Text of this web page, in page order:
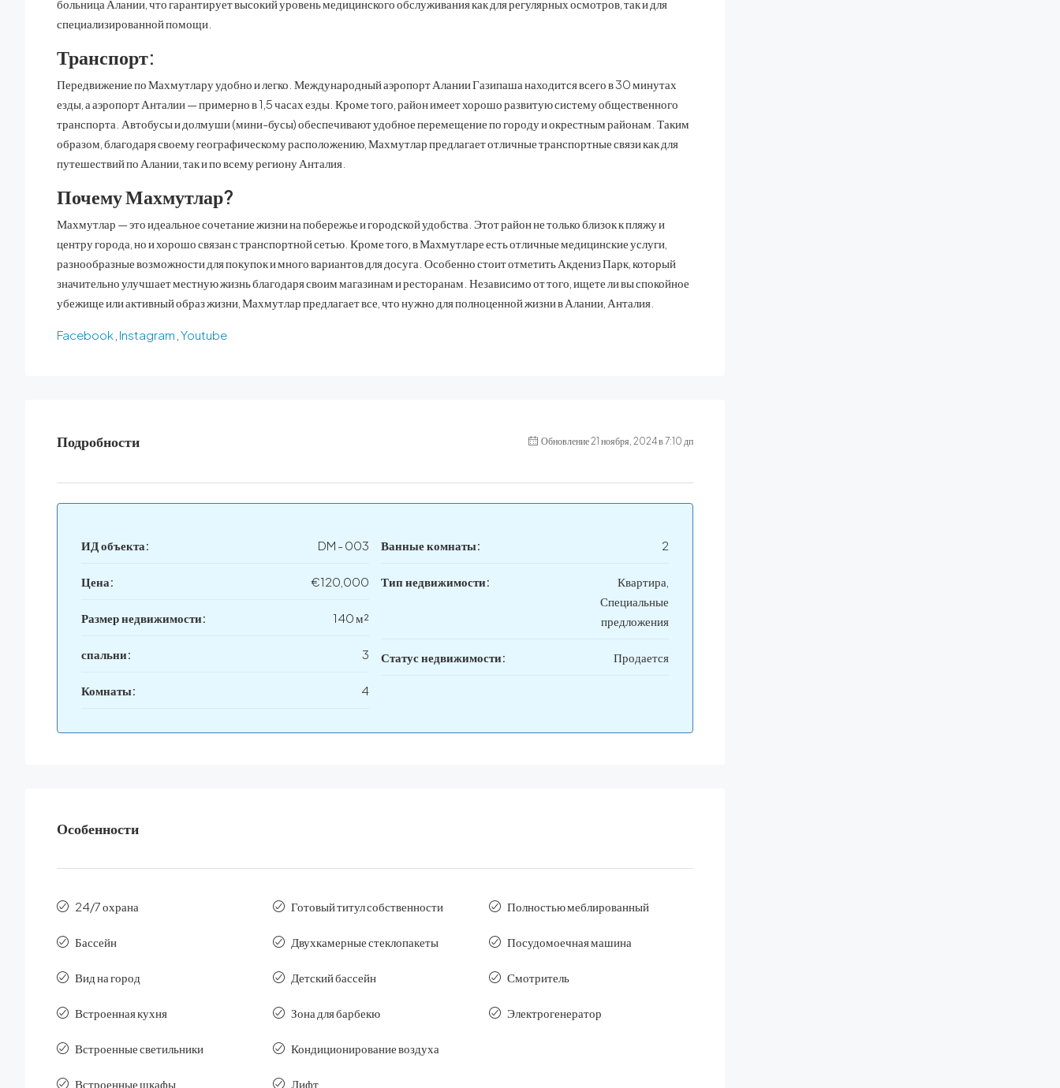
больница Алании, что гарантирует высокий уровень медицинского обслуживания как для регулярных осмотров, так и для
специализированной помощи.
Транспорт:
Передвижение по Махмутлару удобно и легко. Международный аэропорт Алании Газипаша находится всего в 30 минутах
езды, а аэропорт Анталии — примерно в 1,5 часах езды. Кроме того, район имеет хорошо развитую систему общественного
транспорта. Автобусы и долмуши (мини-бусы) обеспечивают удобное перемещение по городу и окрестным районам. Таким
образом, благодаря своему географическому расположению, Махмутлар предлагает отличные транспортные связи как для
путешествий по Алании, так и по всему региону Анталия.
Почему Махмутлар?
Махмутлар — это идеальное сочетание жизни на побережье и городской удобства. Этот район не только близок к пляжу и
центру города, но и хорошо связан с транспортной сетью. Кроме того, в Махмутларе есть отличные медицинские услуги,
разнообразные возможности для покупок и много вариантов для досуга. Особенно стоит отметить Акдениз Парк, который
значительно улучшает местную жизнь благодаря своим магазинам и ресторанам. Независимо от того, ищете ли вы спокойное
убежище или активный образ жизни, Махмутлар предлагает все, что нужно для полноценной жизни в Алании, Анталия.
Facebook Instagram Youtube
Подробности Обновление 21 ноября, 2024 в 7:10 дп
ИД объекта: DM - 003
Цена: €120,000
Размер недвижимости: 140 м²
спальни: 3
Комнаты: 4
Ванные комнаты: 2
Тип недвижимости:
Квартира,
Специальные
предложения
Статус недвижимости: Продается
Особенности
24/7 охрана
Бассейн
Вид на город
Встроенная кухня
Встроенные светильники
Встроенные шкафы
Готовый титул собственности
Двухкамерные стеклопакеты
Детский бассейн
Зона для барбекю
Кондиционирование воздуха
Лифт
Полностью меблированный
Посудомоечная машина
Смотритель
Электрогенератор